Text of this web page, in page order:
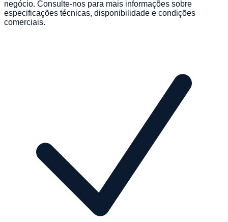
negócio. Consulte-nos para mais informações sobre
especificações técnicas, disponibilidade e condições
comerciais.